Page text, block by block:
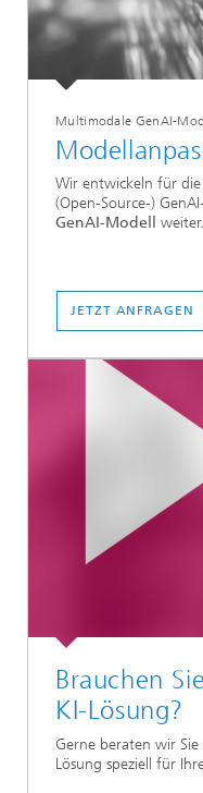
Multimodale GenAI-
Wir entwickeln für
(Open-Source-)
GenAI-Modell
weiter.
JETZT ANFRAGEN
Brauchen
KI-Lösung?
Gerne beraten wir
Lösung speziell für